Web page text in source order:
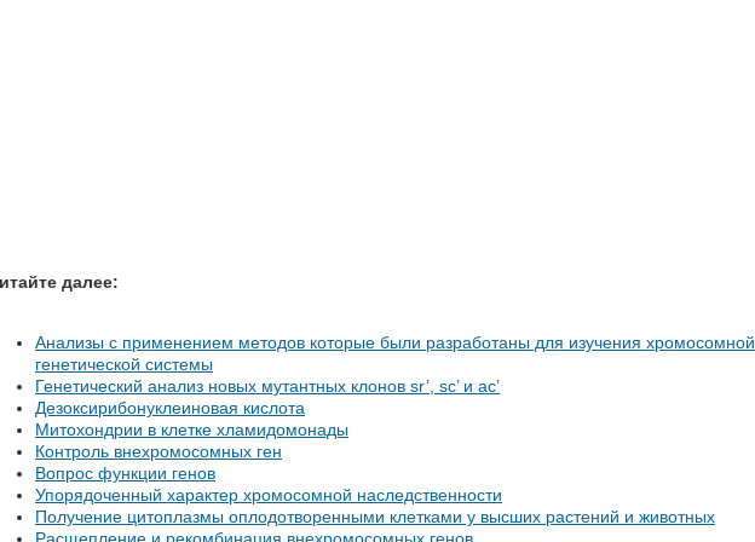
далее:
Анализы с применением методов которые были разработаны для изучения хромосомной
генетической системы
Генетический анализ новых мутантных клонов sr’, sc’ и ас’
Дезоксирибонуклеиновая кислота
Митохондрии в клетке хламидомонады
Контроль внехромосомных ген
Вопрос функции генов
Упорядоченный характер хромосомной наследственности
Получение цитоплазмы оплодотворенными клетками у высших растений и животных